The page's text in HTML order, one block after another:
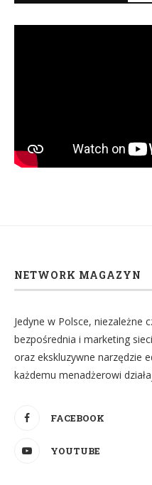
NETWORK MAGAZYN
Jedyne w Polsce, niezależne
bezpośrednia i marketing
oraz ekskluzywne narzędzie
każdemu menadżerowi
FACEBOOK
YOUTUBE